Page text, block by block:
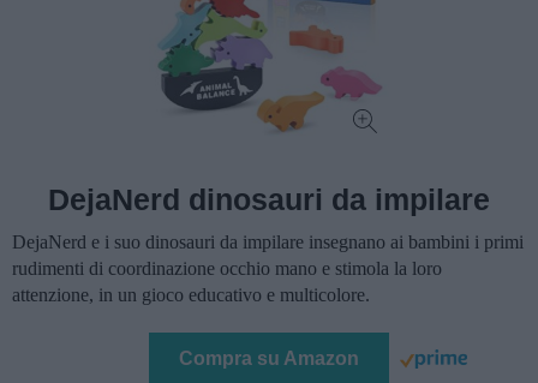
DejaNerd dinosauri da impilare
DejaNerd e i suo dinosauri da impilare insegnano ai bambini i primi
rudimenti di coordinazione occhio mano e stimola la loro
attenzione, in un gioco educativo e multicolore.
Compra su Amazon